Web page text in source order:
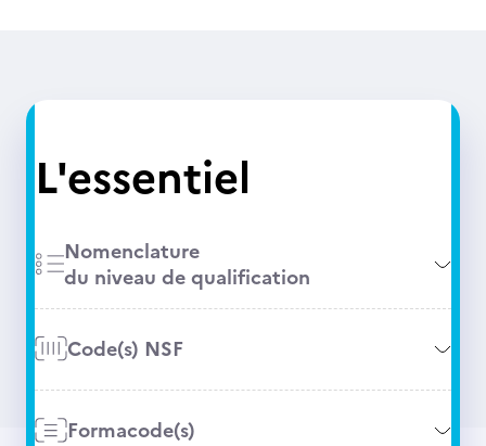
L'essentiel
Nomenclature
du niveau de qualification
Code(s) NSF
Formacode(s)